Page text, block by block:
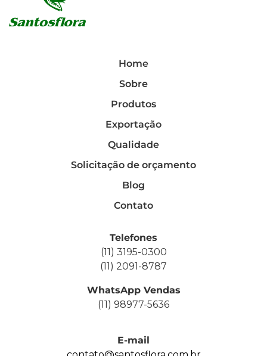
Home
Sobre
Produtos
Exportação
Qualidade
Solicitação de orçamento
Blog
Contato
Telefones
(11) 3195-0300
(11) 2091-8787
WhatsApp Vendas
(11) 98977-5636
E-mail